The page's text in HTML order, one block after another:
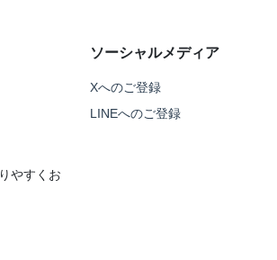
やすくお
ソーシャルメディア
Xへのご登録
LINEへのご登録